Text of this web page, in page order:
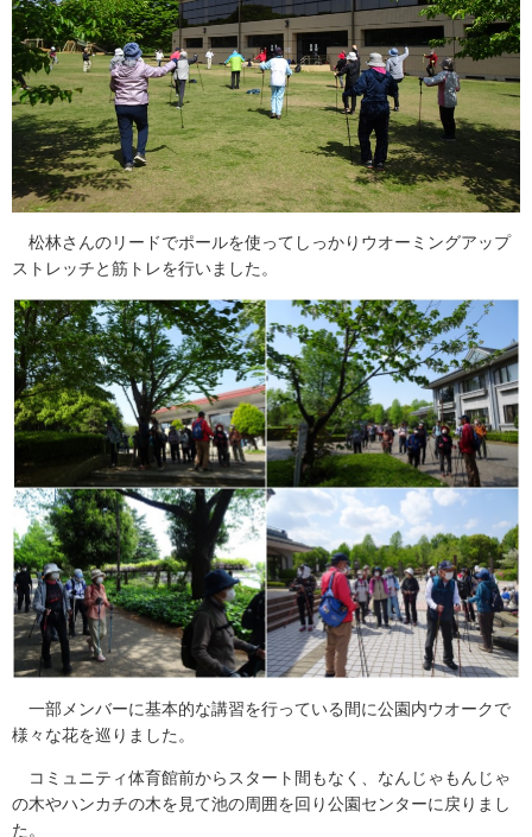
松林さんのリードでポールを使ってしっかりウオーミングアップ
ストレッチと筋トレを行いました。
一部メンバーに基本的な講習を行っている間に公園内ウオークで
様々な花を巡りました。
コミュニティ体育館前からスタート間もなく、なんじゃもんじゃ
の木やハンカチの木を見て池の周囲を回り公園センターに戻りまし
た。